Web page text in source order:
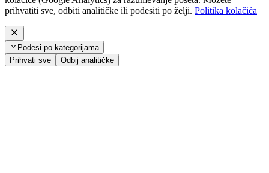
prihvatiti sve, odbiti analitičke ili podesiti po želji. Politika kolačića
Podesi po kategorijama
Prihvati sve
Odbij analitičke